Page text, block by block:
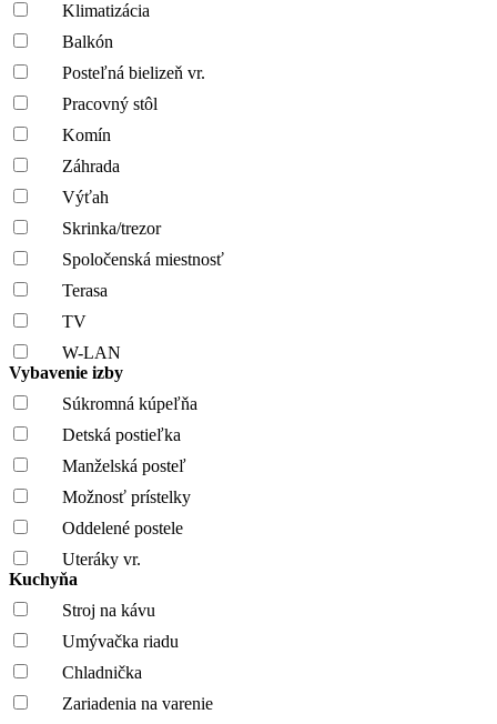
Klimatizácia
Balkón
Posteľná bielizeň vr.
Pracovný stôl
Komín
Záhrada
Výťah
Skrinka/trezor
Spoločenská miestnosť
Terasa
TV
W-LAN
Vybavenie izby
Súkromná kúpeľňa
Detská postieľka
Manželská posteľ
Možnosť prístelky
Oddelené postele
Uteráky vr.
Kuchyňa
Stroj na kávu
Umývačka riadu
Chladnička
Zariadenia na varenie